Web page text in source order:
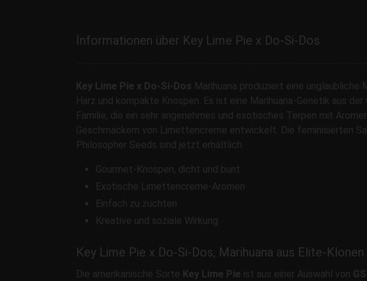
Informationen über Key Lime Pie x Do-Si-Dos
Key Lime Pie x Do-Si-Dos Marihuana produziert eine unglaubliche
Harz und kompakte Knospen. Es ist eine Marihuana-Genetik aus der
Familie, die ein sehr angenehmes und exotisches Terpen mit
Geschmäckern von Limettencreme entwickelt. Die feminisierten
Philosopher Seeds sind jetzt erhältlich.
Gourmet-Knospen, dicht und bunt
Exotische Limettencreme-Aromen
Einfach zu züchten
Kreative und soziale Wirkung
Key Lime Pie x Do-Si-Dos, Marihuana aus Elite-Klonen
Die amerikanische Sorte Key Lime Pie ist aus einer Auswahl von